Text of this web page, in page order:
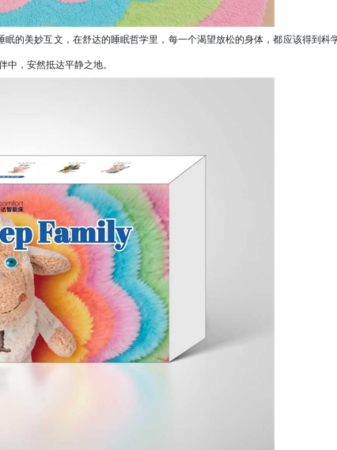
的美妙互文，在舒达的睡眠哲学里，每一个渴望放松的身体，都应该得到科
，安然抵达平静之地。